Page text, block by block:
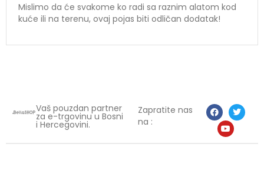
Mislimo da će svakome ko radi sa raznim alatom kod
kuće ili na terenu, ovaj pojas biti odličan dodatak!
Vaš pouzdan partner
za e-trgovinu u Bosni
i Hercegovini.
Zapratite nas
na :